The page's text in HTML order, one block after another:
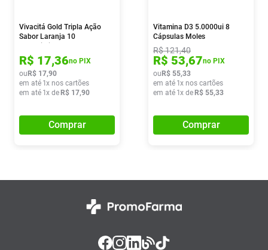
Vivacitá Gold Tripla Ação
Sabor Laranja 10
R$ 17,36no PIX
ou R$ 17,90
em até 1x nos cartões
em até 1x de R$ 17,90
Comprar
Vitamina D3 5.0000ui 8
Cápsulas Moles
R$121,40
R$ 53,67no PIX
ou R$ 55,33
em até 1x nos cartões
em até 1x de R$ 55,33
Comprar